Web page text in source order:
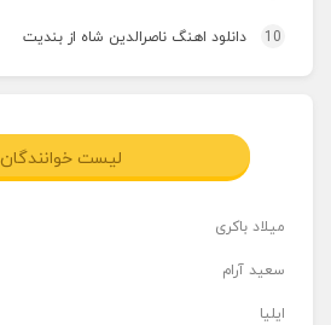
10 دانلود اهنگ ناصرالدین شاه از بندیت
لیست خوانندگان
میلاد باکری
سعید آرام
ایلیا